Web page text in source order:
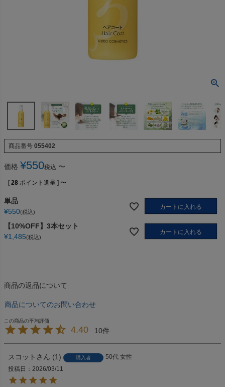
商品番号 055402
価格 ¥550税込 〜
[ 28 ポイント進呈 ] 〜
単品
¥550 税込
カートに入れる
【10%OFF】3本セット
¥1,485 税込
カートに入れる
商品の返品について
商品についてのお問い合わせ
4.40 10
スコット 1 購入者 50代 女性
投稿日
2026/03/11